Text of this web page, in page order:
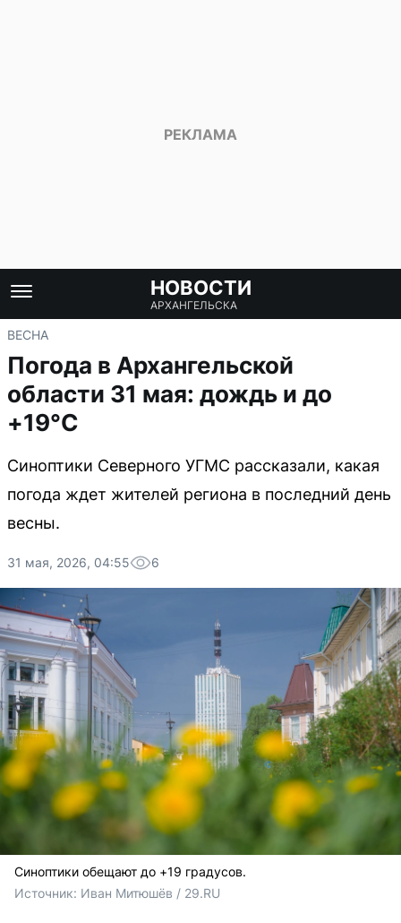
НОВОСТИ
АРХАНГЕЛЬСКА
ВЕСНА
Погода в Архангельской
области 31 мая: дождь и до
+19°C
Синоптики Северного УГМС рассказали, какая
погода ждет жителей региона в последний день
весны.
31 мая, 2026, 04:55 6
Синоптики обещают до +19 градусов.
Источник: Иван Митюшёв / 29.RU